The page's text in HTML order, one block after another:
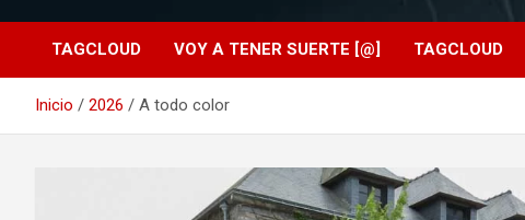
TAGCLOUD VOY A TENER SUERTE [@] TAGCLOUD
Inicio 2026 A todo color